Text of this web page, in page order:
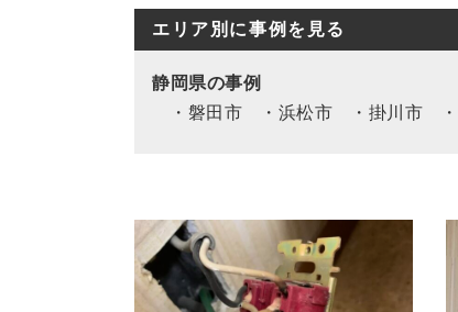
エリア別に事例を見る
静岡県
磐田市
浜松市 掛川市